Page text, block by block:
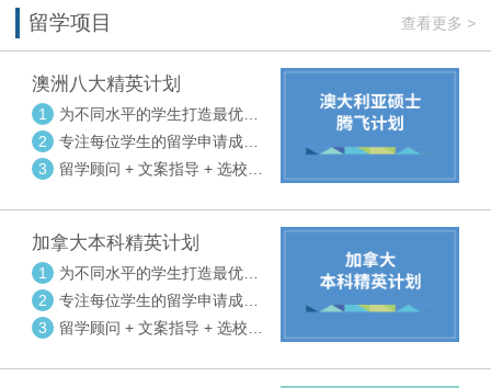
留学项目 查看更多 >
澳洲八大精英计划
1
为不同水平的学生打造最优选
校方案
2
专注每位学生的留学申请成功
率
3
留学顾问 + 文案指导 + 选校申
加拿大本科精英计划
1
为不同水平的学生打造最优选
校方案
2
专注每位学生的留学申请成功
率
3
留学顾问 + 文案指导 + 选校申